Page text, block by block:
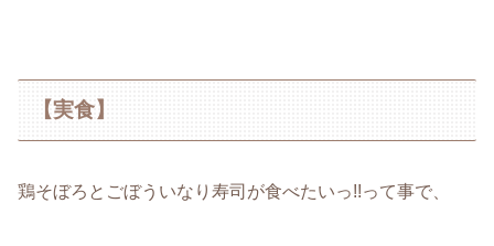
【実食】
鶏そぼろとごぼういなり寿司が食べたいっ!!って事で、